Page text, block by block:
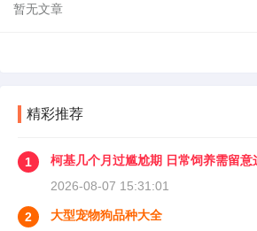
暂无文章
精彩推荐
1
柯基几个月过尴尬期 日常饲养需留意
2026-08-07 15:31:01
2
大型宠物狗品种大全